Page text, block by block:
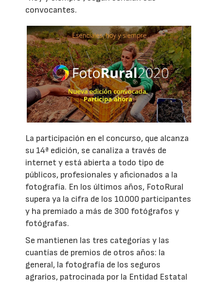
convocantes.
La participación en el concurso, que alcanza
su 14ª edición, se canaliza a través de
internet y está abierta a todo tipo de
públicos, profesionales y aficionados a la
fotografía. En los últimos años, FotoRural
supera ya la cifra de los 10.000 participantes
y ha premiado a más de 300 fotógrafos y
fotógrafas.
Se mantienen las tres categorías y las
cuantías de premios de otros años: la
general, la fotografía de los seguros
agrarios, patrocinada por la Entidad Estatal